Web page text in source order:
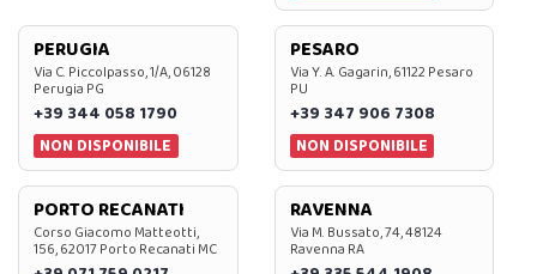
PERUGIA
Via C. Piccolpasso, 1/A, 06128
Perugia PG
+39 344 058 1790
NON DISPONIBILE
PESARO
Via Y. A. Gagarin, 61122 Pesaro
PU
+39 347 906 7308
NON DISPONIBILE
PORTO RECANATI
Corso Giacomo Matteotti,
156, 62017 Porto Recanati MC
RAVENNA
Via M. Bussato, 74, 48124
Ravenna RA